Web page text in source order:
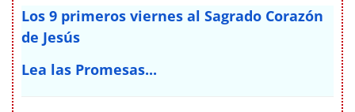
Los 9 primeros viernes al Sagrado Corazón
de Jesús
Lea las Promesas...